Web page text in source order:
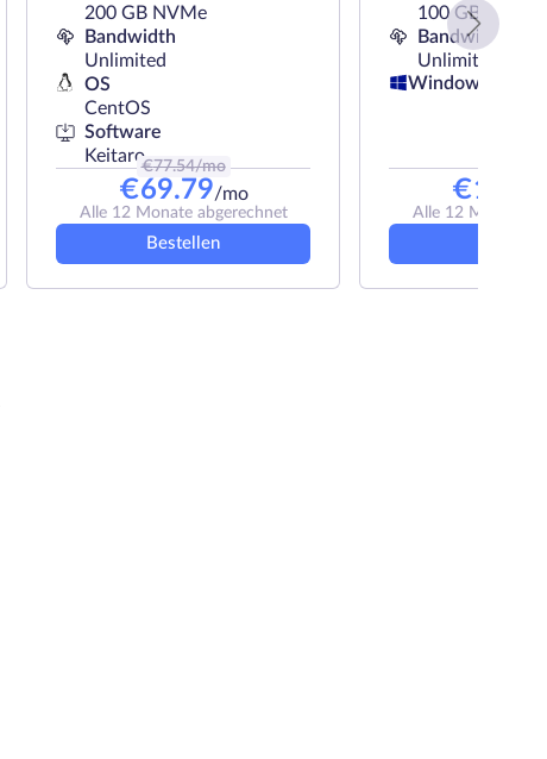
200 GB NVMe
Bandwidth
Unlimited
OS
CentOS
Software
Keitaro
€77.54/mo
€69.79/mo
Alle 12 Monate abgerechnet
Bestellen
100 GB HDD
Bandwidth
Unlimited
Windows
€19.50
Alle 12 Monate